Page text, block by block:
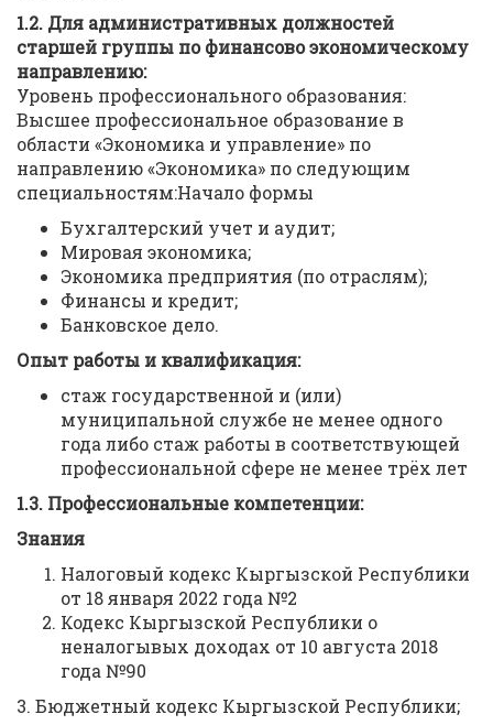
1.2. Для административных должностей
старшей группы по финансовоэкономическому
направлению:
Уровень профессионального образования:
Высшее профессиональное образование в
области «Экономика и управление» по
направлению «Экономика» по следующим
специальностям:Начало формы
Бухгалтерский учет и аудит;
Мировая экономика;
Экономика предприятия (по отраслям);
Финансы и кредит;
Банковское дело.
Опыт работы и квалификация:
стаж государственной и (или)
муниципальной службе не менее одного
года либо стаж работы в соответствующей
профессиональной сфере не менее трёх лет
1.3. Профессиональные компетенции:
Знания
Налоговый кодекс Кыргызской Республики
от 18 января 2022 года №2
Кодекс Кыргызской Республики о
неналогывых доходах от 10 августа 2018
года №90
3. Бюджетный кодекс Кыргызской Республики;